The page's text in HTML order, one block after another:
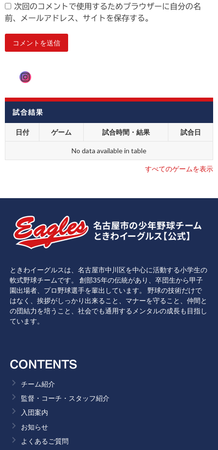
次回のコメントで使用するためブラウザーに自分の名
前、メールアドレス、サイトを保存する。
Instagram
試合結果
日付 ゲーム 試合時間・結果 試合日
No data available in table
すべてのゲームを表示
ときわイーグルスは、名古屋市中川区を中心に活動する小学生の
軟式野球チームです。 創部35年の伝統があり、卒団生から甲子
園出場者、プロ野球選手を輩出しています。 野球の技術だけで
はなく、挨拶がしっかり出来ること、マナーを守ること、仲間と
の団結力を培うこと、社会でも通用するメンタルの成長も目指し
ています。
CONTENTS
チーム紹介
監督・コーチ・スタッフ紹介
入団案内
お知らせ
よくあるご質問